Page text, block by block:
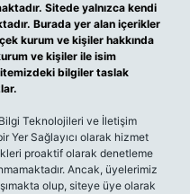
Sitede yalnızca kendi
Burada yer alan içerikler
kurum ve kişiler hakkında
ve kişiler ile isim
bilgiler taslak
Teknolojileri ve İletişim
Yer Sağlayıcı olarak hizmet
proaktif olarak denetleme
Ancak, üyelerimiz
olup, siteye üye olarak